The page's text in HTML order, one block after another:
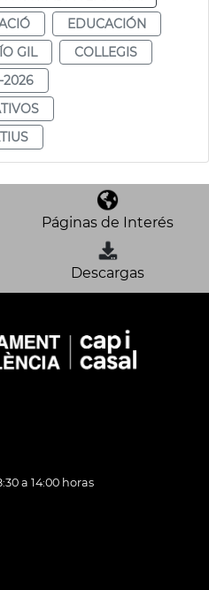
EDUCACIÓN
GIL
COLLEGIS
2026
Páginas de Interés
Descargas
a 14:00 horas